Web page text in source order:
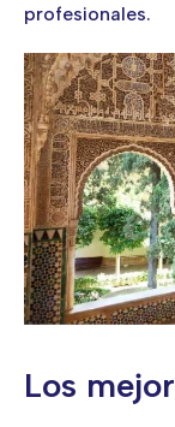
profesionales.
Los